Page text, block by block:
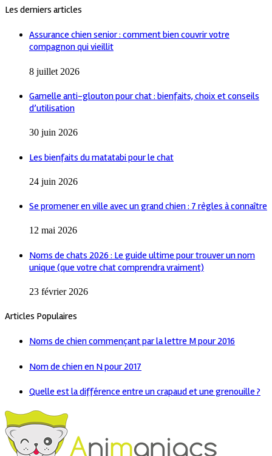
Les derniers articles
Assurance chien senior : comment bien couvrir votre
compagnon qui vieillit
8 juillet 2026
Gamelle anti-glouton pour chat : bienfaits, choix et conseils
d’utilisation
30 juin 2026
Les bienfaits du matatabi pour le chat
24 juin 2026
Se promener en ville avec un grand chien : 7 règles à connaître
12 mai 2026
Noms de chats 2026 : Le guide ultime pour trouver un nom
unique (que votre chat comprendra vraiment)
23 février 2026
Articles Populaires
Noms de chien commençant par la lettre M pour 2016
Nom de chien en N pour 2017
Quelle est la différence entre un crapaud et une grenouille ?